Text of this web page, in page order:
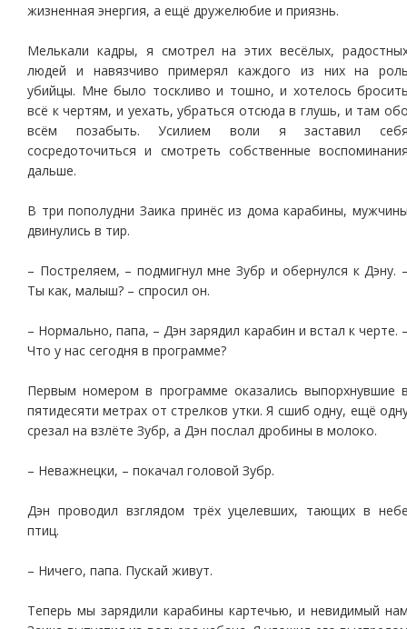
жизненная энергия, а ещё дружелюбие и приязнь.
Мелькали кадры, я смотрел на этих весёлых,
людей и навязчиво примерял каждого из них на
убийцы. Мне было тоскливо и тошно, и хотелось
всё к чертям, и уехать, убраться отсюда в глушь, и там
всём позабыть. Усилием воли я заставил
сосредоточиться и смотреть собственные
дальше.
В три пополудни Заика принёс из дома карабины,
двинулись в тир.
– Постреляем, – подмигнул мне Зубр и обернулся к Дэну.
Ты как, малыш? – спросил он.
– Нормально, папа, – Дэн зарядил карабин и встал к черте.
Что у нас сегодня в программе?
Первым номером в программе оказались выпорхнувшие
пятидесяти метрах от стрелков утки. Я сшиб одну, ещё
срезал на взлёте Зубр, а Дэн послал дробины в молоко.
– Неважнецки, – покачал головой Зубр.
Дэн проводил взглядом трёх уцелевших, тающих в
птиц.
– Ничего, папа. Пускай живут.
Теперь мы зарядили карабины картечью, и невидимый